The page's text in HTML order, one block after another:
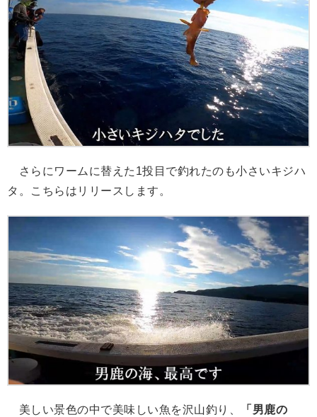
さらにワームに替えた1投目で釣れたのも小さいキジハ
タ。こちらはリリースします。
美しい景色の中で美味しい魚を沢山釣り、
「男鹿の